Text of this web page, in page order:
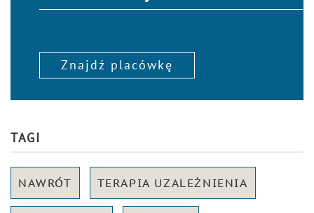
Znajdź placówkę
TAGI
NAWRÓT TERAPIA UZALEŻNIENIA